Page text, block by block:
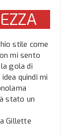
stile come
mi sento
gola di
quindi mi
stato un
Gillette